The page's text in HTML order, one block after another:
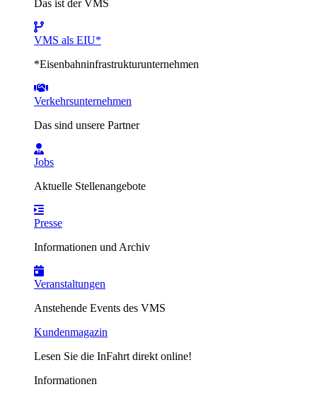
Das ist der VMS
VMS als EIU*
*Eisenbahninfrastrukturunternehmen
Verkehrsunternehmen
Das sind unsere Partner
Jobs
Aktuelle Stellenangebote
Presse
Informationen und Archiv
Veranstaltungen
Anstehende Events des VMS
Kundenmagazin
Lesen Sie die InFahrt direkt online!
Informationen